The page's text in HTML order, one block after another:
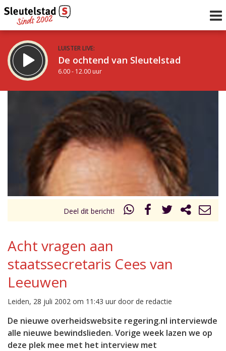
LUISTER LIVE:
De ochtend van Sleutelstad
6.00 - 12.00 uur
De middag van Sleutelstad
12.00 - 17.00 uur
uur 1 van 0
Inklappen
Deel dit bericht!
Acht vragen aan
staatssecretaris Cees van
Leeuwen
Leiden, 28 juli 2002 om 11:43 uur door de redactie
De nieuwe overheidswebsite regering.nl interviewde
alle nieuwe bewindslieden. Vorige week lazen we op
deze plek mee met het interview met